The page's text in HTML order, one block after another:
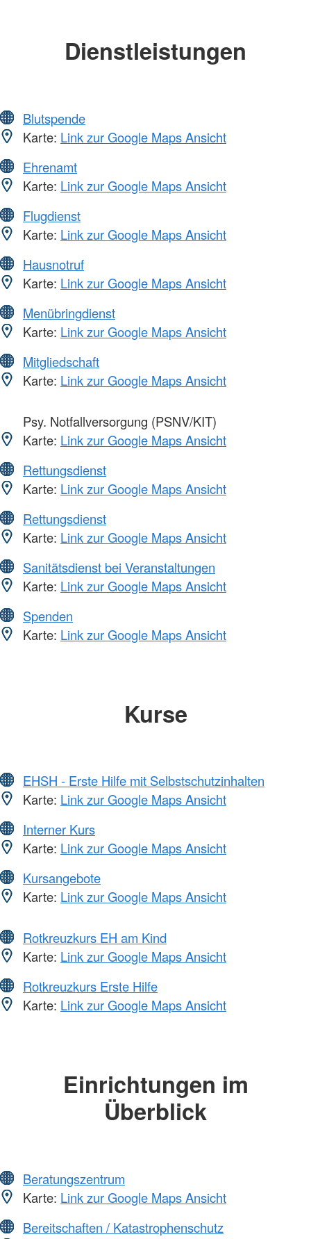
Dienstleistungen
Blutspende
Karte: Link zur Google Maps Ansicht
Ehrenamt
Karte: Link zur Google Maps Ansicht
Flugdienst
Karte: Link zur Google Maps Ansicht
Hausnotruf
Karte: Link zur Google Maps Ansicht
Menübringdienst
Karte: Link zur Google Maps Ansicht
Mitgliedschaft
Karte: Link zur Google Maps Ansicht
Psy. Notfallversorgung (PSNV/KIT)
Karte: Link zur Google Maps Ansicht
Rettungsdienst
Karte: Link zur Google Maps Ansicht
Rettungsdienst
Karte: Link zur Google Maps Ansicht
Sanitätsdienst bei Veranstaltungen
Karte: Link zur Google Maps Ansicht
Spenden
Karte: Link zur Google Maps Ansicht
Kurse
EHSH - Erste Hilfe mit Selbstschutzinhalten
Karte: Link zur Google Maps Ansicht
Interner Kurs
Karte: Link zur Google Maps Ansicht
Kursangebote
Karte: Link zur Google Maps Ansicht
Rotkreuzkurs EH am Kind
Karte: Link zur Google Maps Ansicht
Rotkreuzkurs Erste Hilfe
Karte: Link zur Google Maps Ansicht
Einrichtungen im
Überblick
Beratungszentrum
Karte: Link zur Google Maps Ansicht
Bereitschaften / Katastrophenschutz